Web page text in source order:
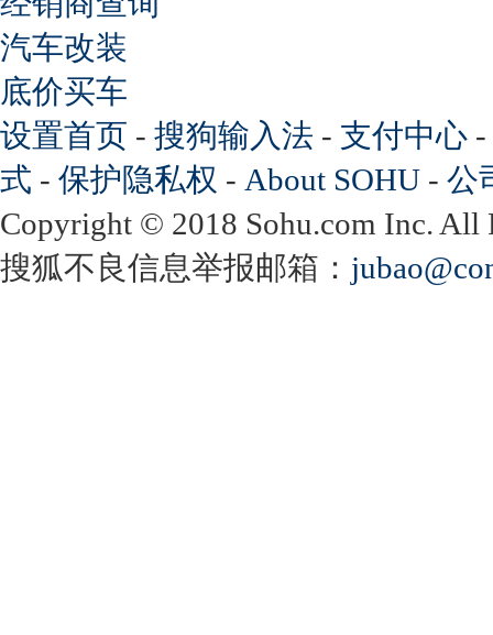
汽车改装
底价买车
设置首页 - 搜狗输入法 - 支付中心 -
式 - 保护隐私权 - About SOHU - 公
Copyright © 2018 Sohu.com Inc.
搜狐不良信息举报邮箱：